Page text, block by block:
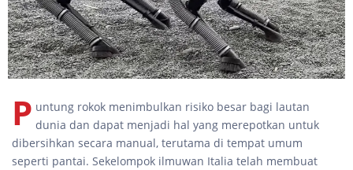
P untung rokok menimbulkan risiko besar bagi lautan
dunia dan dapat menjadi hal yang merepotkan untuk
dibersihkan secara manual, terutama di tempat umum
seperti pantai. Sekelompok ilmuwan Italia telah membuat